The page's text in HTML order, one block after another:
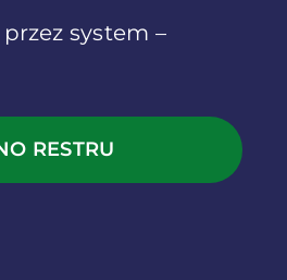
system –
RESTRU